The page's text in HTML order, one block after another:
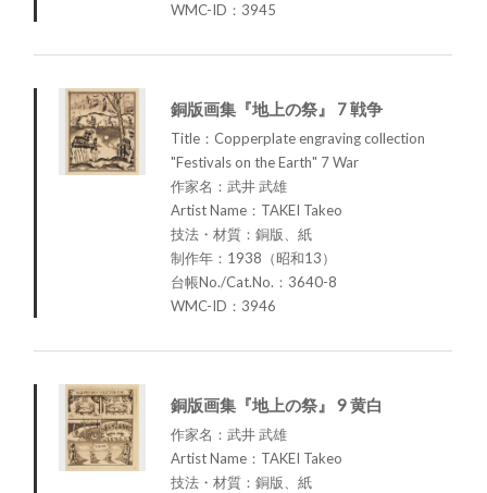
WMC-ID：3945
銅版画集『地上の祭』 7 戦争
Title：Copperplate engraving collection
"Festivals on the Earth" 7 War
作家名：武井 武雄
Artist Name：TAKEI Takeo
技法・材質：銅版、紙
制作年：1938（昭和13）
台帳No./Cat.No.：3640-8
WMC-ID：3946
銅版画集『地上の祭』 9 黄白
作家名：武井 武雄
Artist Name：TAKEI Takeo
技法・材質：銅版、紙